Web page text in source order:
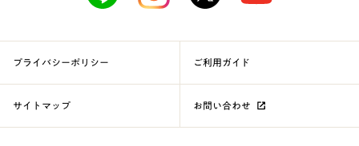
プライバシーポリシー ご利用ガイド
サイトマップ お問い合わせ